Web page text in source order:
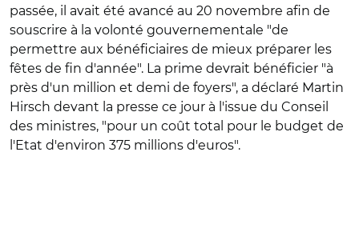
passée, il avait été avancé au 20 novembre afin de
souscrire à la volonté gouvernementale "de
permettre aux bénéficiaires de mieux préparer les
fêtes de fin d'année". La prime devrait bénéficier "à
près d'un million et demi de foyers", a déclaré Martin
Hirsch devant la presse ce jour à l'issue du Conseil
des ministres, "pour un coût total pour le budget de
l'Etat d'environ 375 millions d'euros".